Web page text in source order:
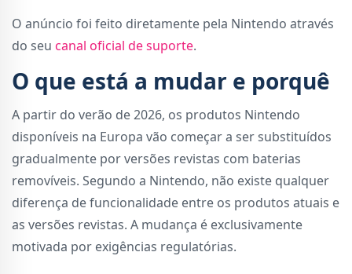
O anúncio foi feito diretamente pela Nintendo através
do seu canal oficial de suporte.
O que está a mudar e porquê
A partir do verão de 2026, os produtos Nintendo
disponíveis na Europa vão começar a ser substituídos
gradualmente por versões revistas com baterias
removíveis. Segundo a Nintendo, não existe qualquer
diferença de funcionalidade entre os produtos atuais e
as versões revistas. A mudança é exclusivamente
motivada por exigências regulatórias.